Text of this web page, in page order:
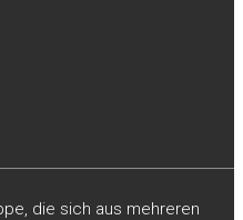
die sich aus mehreren